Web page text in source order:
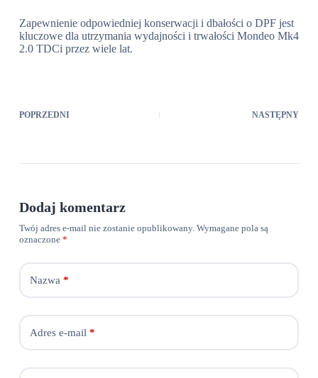
Zapewnienie odpowiedniej konserwacji i dbałości o DPF jest
kluczowe dla utrzymania wydajności i trwałości Mondeo Mk4
2.0 TDCi przez wiele lat.
POPRZEDNI NASTĘPNY
Dodaj komentarz
Twój adres e-mail nie zostanie opublikowany. Wymagane pola są
oznaczone *
Nazwa *
Adres e-mail *